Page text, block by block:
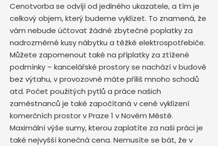
Cenotvorba se odvíjí od jediného ukazatele, a tím je
celkový objem, který budeme vyklízet. To znamená, že
vám nebude účtovat žádné zbytečné poplatky za
nadrozměrné kusy nábytku a těžké elektrospotřebiče.
Můžete zapomenout také na příplatky za ztížené
podmínky – kancelářské prostory se nachází v budově
bez výtahu, v provozovně máte příliš mnoho schodů
atd. Počet použitých pytlů a práce našich
zaměstnanců je také započítaná v ceně vyklízení
komerčních prostor v Praze 1 v Novém Městě.
Maximální výše sumy, kterou zaplatíte za naši práci je
také nejvyšší konečná cena. Nemusíte se bát, že v